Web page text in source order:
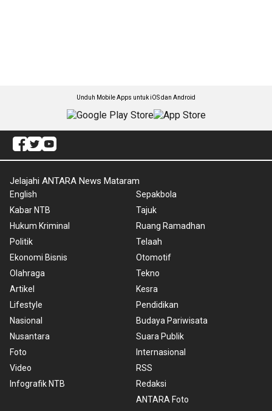
Unduh Mobile Apps untuk iOS dan Android
Jelajahi ANTARA News Mataram
English
Kabar NTB
Hukum Kriminal
Politik
Ekonomi Bisnis
Olahraga
Artikel
Lifestyle
Nasional
Nusantara
Foto
Video
Infografik NTB
Sepakbola
Tajuk
Ruang Ramadhan
Telaah
Otomotif
Tekno
Kesra
Pendidikan
Budaya Pariwisata
Suara Publik
Internasional
RSS
Redaksi
ANTARA Foto